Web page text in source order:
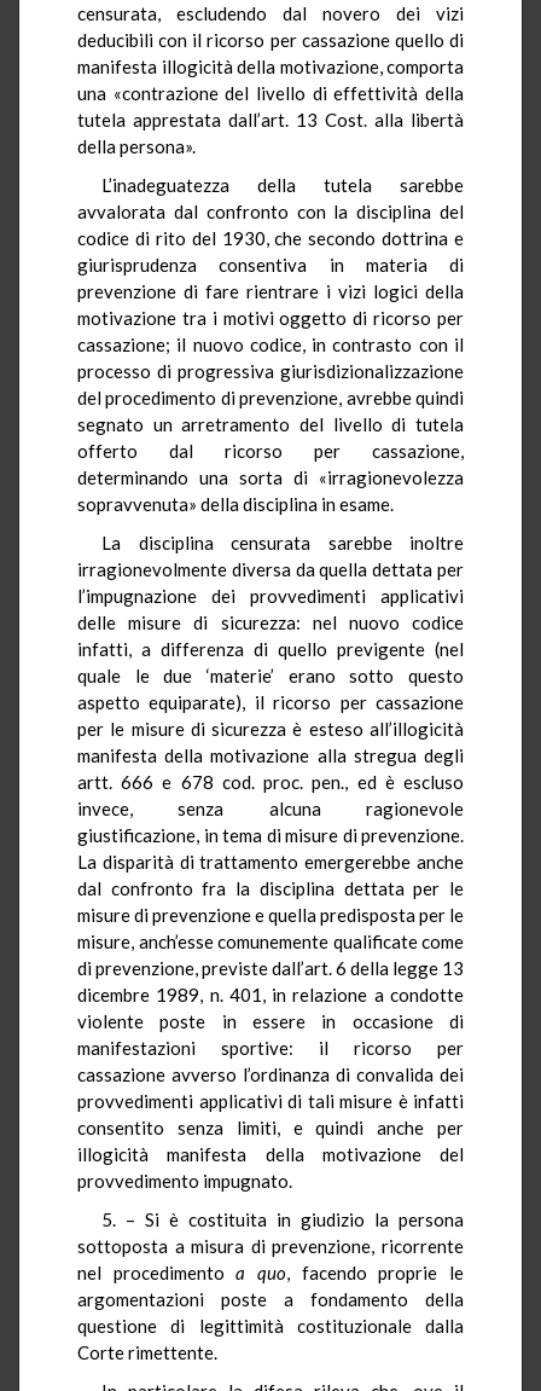
censurata, escludendo dal novero dei vizi
deducibili con il ricorso per cassazione quello di
manifesta illogicità della motivazione, comporta
una «contrazione del livello di effettività della
tutela apprestata dall’art. 13 Cost. alla libertà
della persona».
L’inadeguatezza della tutela sarebbe
avvalorata dal confronto con la disciplina del
codice di rito del 1930, che secondo dottrina e
giurisprudenza consentiva in materia di
prevenzione di fare rientrare i vizi logici della
motivazione tra i motivi oggetto di ricorso per
cassazione; il nuovo codice, in contrasto con il
processo di progressiva giurisdizionalizzazione
del procedimento di prevenzione, avrebbe quindi
segnato un arretramento del livello di tutela
offerto dal ricorso per cassazione,
determinando una sorta di «irragionevolezza
sopravvenuta» della disciplina in esame.
La disciplina censurata sarebbe inoltre
irragionevolmente diversa da quella dettata per
l’impugnazione dei provvedimenti applicativi
delle misure di sicurezza: nel nuovo codice
infatti, a differenza di quello previgente (nel
quale le due ‘materie’ erano sotto questo
aspetto equiparate), il ricorso per cassazione
per le misure di sicurezza è esteso all’illogicità
manifesta della motivazione alla stregua degli
artt. 666 e 678 cod. proc. pen., ed è escluso
invece, senza alcuna ragionevole
giustificazione, in tema di misure di prevenzione.
La disparità di trattamento emergerebbe anche
dal confronto fra la disciplina dettata per le
misure di prevenzione e quella predisposta per le
misure, anch’esse comunemente qualificate come
di prevenzione, previste dall’art. 6 della legge 13
dicembre 1989, n. 401, in relazione a condotte
violente poste in essere in occasione di
manifestazioni sportive: il ricorso per
cassazione avverso l’ordinanza di convalida dei
provvedimenti applicativi di tali misure è infatti
consentito senza limiti, e quindi anche per
illogicità manifesta della motivazione del
provvedimento impugnato.
5. – Si è costituita in giudizio la persona
sottoposta a misura di prevenzione, ricorrente
nel procedimentoa quo, facendo proprie le
argomentazioni poste a fondamento della
questione di legittimità costituzionale dalla
Corte rimettente.